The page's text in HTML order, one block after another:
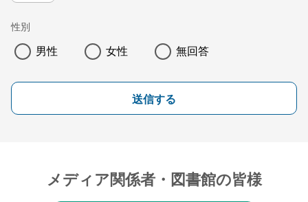
性別
男性 女性 無回答
送信する
メディア関係者・図書館の皆様